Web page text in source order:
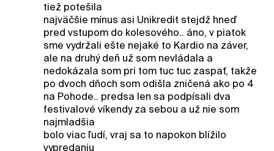
tiež potešila
najväčšie mínus asi Unikredit stejdž hneď
pred vstupom do kolesového.. áno, v piatok
sme vydržali ešte nejaké to Kardio na záver,
ale na druhý deň už som nevládala a
nedokázala som pri tom tuc tuc zaspať, takže
po dvoch dňoch som odišla zničená ako po 4
na Pohode.. predsa len sa podpísali dva
festivalové víkendy za sebou a už nie som
najmladšia
bolo viac ľudí, vraj sa to napokon blížilo
vypredaniu